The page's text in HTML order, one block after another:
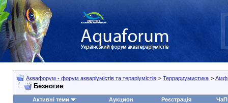
Аквафорум - форум акваріумістів та тераріумістів > Террариумистика >
Безногие
Активні теми Аукцион Реєстрація